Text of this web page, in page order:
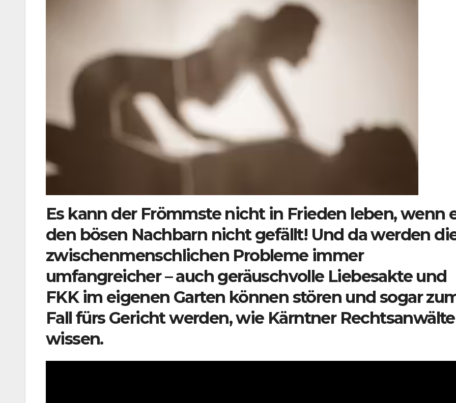
Es kann der Frömmste nicht in Frieden leben, wenn
den bösen Nachbarn nicht gefällt! Und da werden
zwischenmenschlichen Probleme immer
umfangreicher – auch geräuschvolle Liebesakte und
FKK im eigenen Garten können stören und sogar
Fall fürs Gericht werden, wie Kärntner Rechtsanwälte
wissen.